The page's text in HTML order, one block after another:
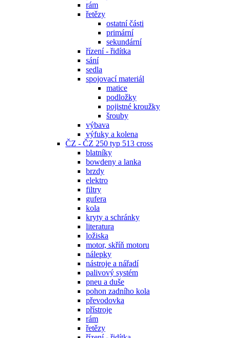
rám
řetězy
ostatní části
primární
sekundární
řízení - řidítka
sání
sedla
spojovací materiál
matice
podložky
pojistné kroužky
šrouby
výbava
výfuky a kolena
ČZ - ČZ 250 typ 513 cross
blatníky
bowdeny a lanka
brzdy
elektro
filtry
gufera
kola
kryty a schránky
literatura
ložiska
motor, skříň motoru
nálepky
nástroje a nářadí
palivový systém
pneu a duše
pohon zadního kola
převodovka
přístroje
rám
řetězy